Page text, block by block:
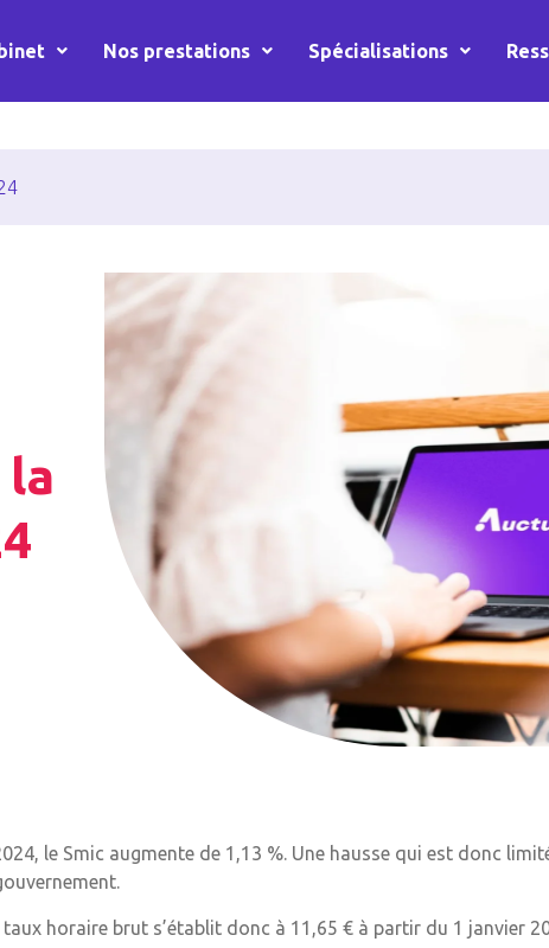
Nos prestations Spécialisations
la
le Smic augmente de 1,13 %. Une hausse qui est donc
taux horaire brut s’établit donc à 11,65 € à partir du 1 janvier